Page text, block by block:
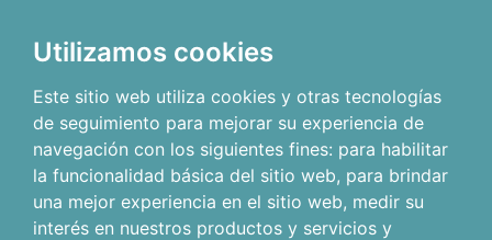
Utilizamos cookies
Este sitio web utiliza cookies y otras tecnologías
de seguimiento para mejorar su experiencia de
navegación con los siguientes fines: para habilitar
la funcionalidad básica del sitio web, para brindar
una mejor experiencia en el sitio web, medir su
interés en nuestros productos y servicios y